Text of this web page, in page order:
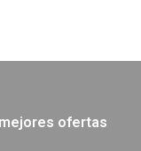
ofertas